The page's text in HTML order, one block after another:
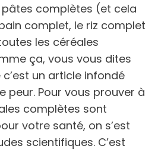
complètes (et cela
complet, le riz complet
les céréales
ça, vous vous dites
un article infondé
peur. Pour vous prouver à
complètes sont
votre santé, on s’est
scientifiques. C’est